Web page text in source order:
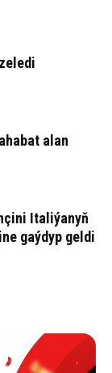
alan
Italiýanyň
gaýdyp geldi